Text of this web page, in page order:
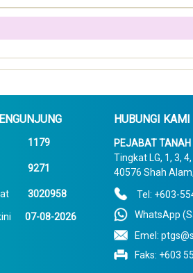
1179
9271
3020958
07-08-2026
HUBUNGI KAMI
PEJABAT TANAH
Tingkat LG, 1, 3,
40576 Shah
Tel: +603-
WhatsApp
Emel:
Faks: +603